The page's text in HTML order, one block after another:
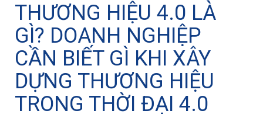
THƯƠNG HIỆU 4.0 LÀ
GÌ? DOANH NGHIỆP
CẦN BIẾT GÌ KHI XÂY
DỰNG THƯƠNG HIỆU
TRONG THỜI ĐẠI 4.0